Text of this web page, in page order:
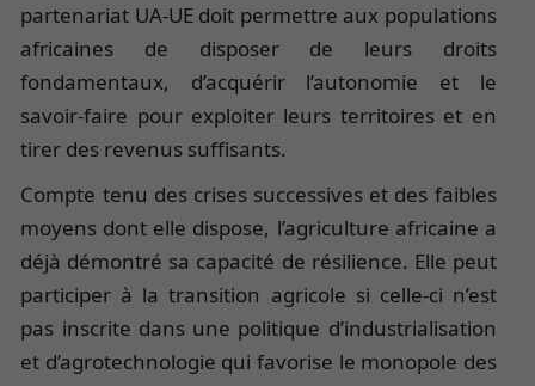
partenariat UA-UE doit permettre aux populations
africaines de disposer de leurs droits
fondamentaux, d’acquérir l’autonomie et le
savoir-faire pour exploiter leurs territoires et en
tirer des revenus suffisants.
Compte tenu des crises successives et des faibles
moyens dont elle dispose, l’agriculture africaine a
déjà démontré sa capacité de résilience. Elle peut
participer à la transition agricole si celle-ci n’est
pas inscrite dans une politique d’industrialisation
et d’agrotechnologie qui favorise le monopole des